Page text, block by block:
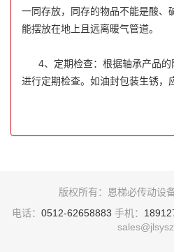
一同存放，同存的物品不能是酸、
能摆放在地上且远离暖气管道。
4、定期检查：根据轴承产品的
进行定期检查。如油封包装生锈，
版权所有：恩梯必传动设
电话： 0512-62658883 手机：